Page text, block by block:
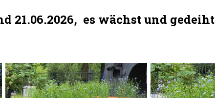
21.06.2026, es wächst und gedeiht